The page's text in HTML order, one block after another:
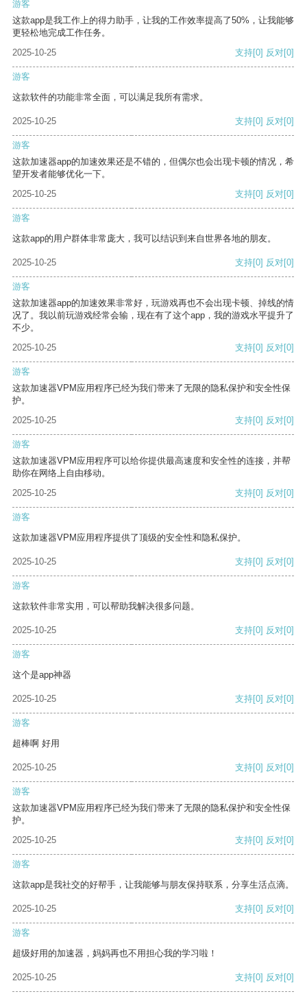
游客
这款app是我工作上的得力助手，让我的工作效率提高了50%，让我能够
更轻松地完成工作任务。
2025-10-25
支持[0] 反对[0]
游客
这款软件的功能非常全面，可以满足我所有需求。
2025-10-25 支持[0] 反对[0]
游客
这款加速器app的加速效果还是不错的，但偶尔也会出现卡顿的情况，希
望开发者能够优化一下。
2025-10-25
支持[0] 反对[0]
游客
这款app的用户群体非常庞大，我可以结识到来自世界各地的朋友。
2025-10-25 支持[0] 反对[0]
游客
这款加速器app的加速效果非常好，玩游戏再也不会出现卡顿、掉线的情
况了。我以前玩游戏经常会输，现在有了这个app，我的游戏水平提升了
不少。
2025-10-25
支持[0] 反对[0]
游客
这款加速器VPM应用程序已经为我们带来了无限的隐私保护和安全性保
护。
2025-10-25
支持[0] 反对[0]
游客
这款加速器VPM应用程序可以给你提供最高速度和安全性的连接，并帮
助你在网络上自由移动。
2025-10-25
支持[0] 反对[0]
游客
这款加速器VPM应用程序提供了顶级的安全性和隐私保护。
2025-10-25 支持[0] 反对[0]
游客
这款软件非常实用，可以帮助我解决很多问题。
2025-10-25 支持[0] 反对[0]
游客
这个是app神器
2025-10-25 支持[0] 反对[0]
游客
超棒啊 好用
2025-10-25 支持[0] 反对[0]
游客
这款加速器VPM应用程序已经为我们带来了无限的隐私保护和安全性保
护。
2025-10-25
支持[0] 反对[0]
游客
这款app是我社交的好帮手，让我能够与朋友保持联系，分享生活点滴。
2025-10-25 支持[0] 反对[0]
游客
超级好用的加速器，妈妈再也不用担心我的学习啦！
2025-10-25 支持[0] 反对[0]